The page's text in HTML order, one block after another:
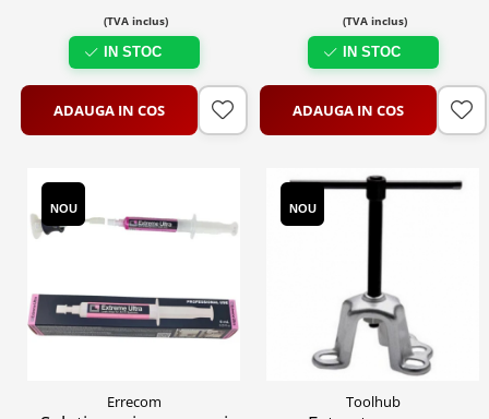
(TVA inclus)
IN STOC
ADAUGA IN COS
(TVA inclus)
IN STOC
ADAUGA IN COS
NOU
Errecom
NOU
Toolhub